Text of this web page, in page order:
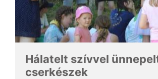
Hálatelt szívvel
cserkészek